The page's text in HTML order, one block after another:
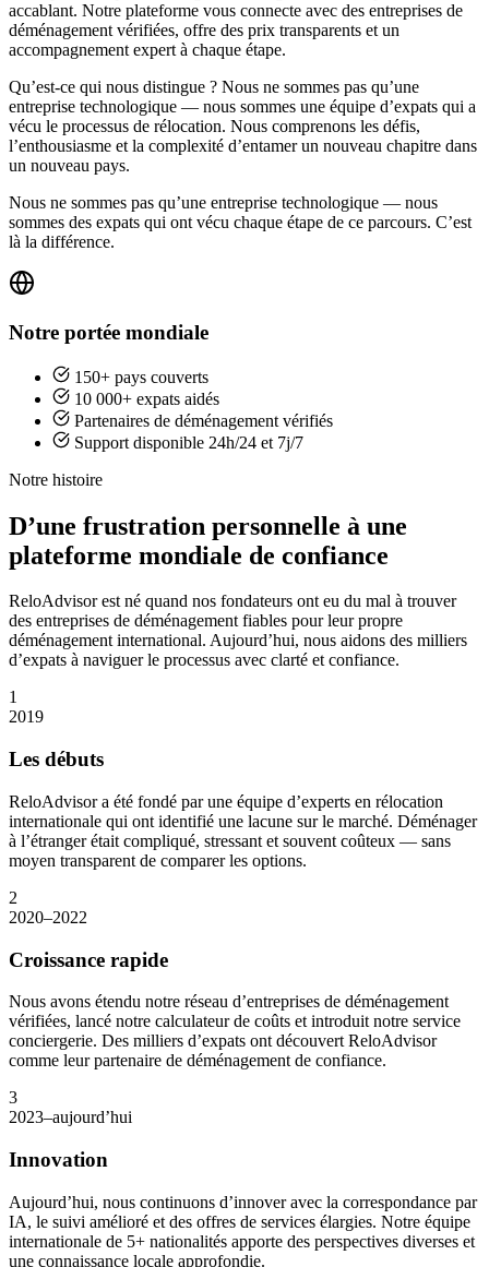
accablant. Notre plateforme vous connecte avec des entreprises de
déménagement vérifiées, offre des prix transparents et un
accompagnement expert à chaque étape.
Qu’est-ce qui nous distingue ? Nous ne sommes pas qu’une
entreprise technologique — nous sommes une équipe d’expats qui a
vécu le processus de rélocation. Nous comprenons les défis,
l’enthousiasme et la complexité d’entamer un nouveau chapitre dans
un nouveau pays.
Nous ne sommes pas qu’une entreprise technologique — nous
sommes des expats qui ont vécu chaque étape de ce parcours. C’est
là la différence.
Notre portée mondiale
150+ pays couverts
10 000+ expats aidés
Partenaires de déménagement vérifiés
Support disponible 24h/24 et 7j/7
Notre histoire
D’une frustration personnelle à une
plateforme mondiale de confiance
ReloAdvisor est né quand nos fondateurs ont eu du mal à trouver
des entreprises de déménagement fiables pour leur propre
déménagement international. Aujourd’hui, nous aidons des milliers
d’expats à naviguer le processus avec clarté et confiance.
1
2019
Les débuts
ReloAdvisor a été fondé par une équipe d’experts en rélocation
internationale qui ont identifié une lacune sur le marché. Déménager
à l’étranger était compliqué, stressant et souvent coûteux — sans
moyen transparent de comparer les options.
2
2020–2022
Croissance rapide
Nous avons étendu notre réseau d’entreprises de déménagement
vérifiées, lancé notre calculateur de coûts et introduit notre service
conciergerie. Des milliers d’expats ont découvert ReloAdvisor
comme leur partenaire de déménagement de confiance.
3
2023–aujourd’hui
Innovation
Aujourd’hui, nous continuons d’innover avec la correspondance par
IA, le suivi amélioré et des offres de services élargies. Notre équipe
internationale de 5+ nationalités apporte des perspectives diverses et
une connaissance locale approfondie.